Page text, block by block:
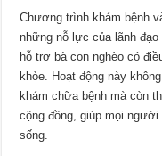
Chương trình khám bệnh
những nỗ lực của lãnh
hỗ trợ bà con nghèo có
khỏe. Hoạt động này
khám chữa bệnh mà còn
cộng đồng, giúp mọi
sống.